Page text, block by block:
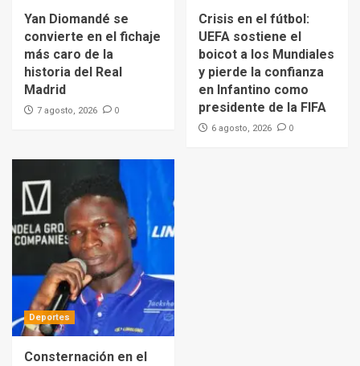
Yan Diomandé se
convierte en el fichaje
más caro de la
historia del Real
Madrid
7 agosto, 2026 0
Crisis en el fútbol:
UEFA sostiene el
boicot a los Mundiales
y pierde la confianza
en Infantino como
presidente de la FIFA
6 agosto, 2026 0
Deportes
Consternación en el